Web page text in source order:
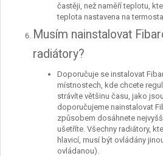
častěji, než naměří teplotu,
teplota nastavena na
Musím nainstalovat
radiátory?
Doporučuje se instalovat
místnostech, kde chcete
strávíte většinu času, jako
doporučujeme nainstalovat
způsobem dosáhnete
ušetříte. Všechny radiátory,
hlavicí, musí být ovládány
ovládanou).